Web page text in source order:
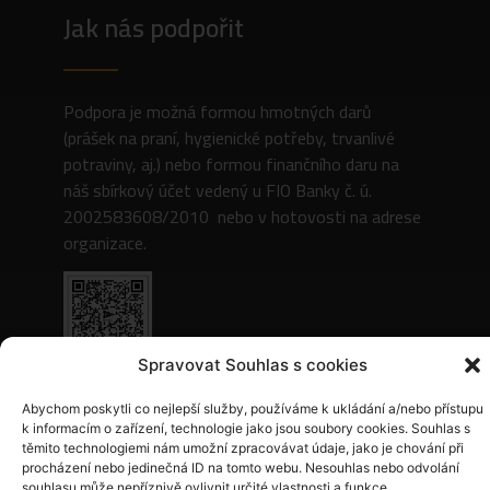
Spravovat Souhlas s cookies
Abychom poskytli co nejlepší služby, používáme k ukládání a/nebo přístupu
k informacím o zařízení, technologie jako jsou soubory cookies. Souhlas s
těmito technologiemi nám umožní zpracovávat údaje, jako je chování při
procházení nebo jedinečná ID na tomto webu. Nesouhlas nebo odvolání
Jak nás podpořit
Podpora je možná formou hmotných darů
(prášek na praní, hygienické potřeby, trvanlivé
potraviny, aj.) nebo formou finančního daru na
náš sbírkový účet vedený u FIO Banky č. ú.
2002583608/2010 nebo v hotovosti na adrese
organizace.
Osvědčení o konání veřejné sbírky
prostřednictvím bankovního účtu bylo vydáno
Krajským úřadem Ústeckého kraje, spis. značka
KUUK/118479/2022/7 a